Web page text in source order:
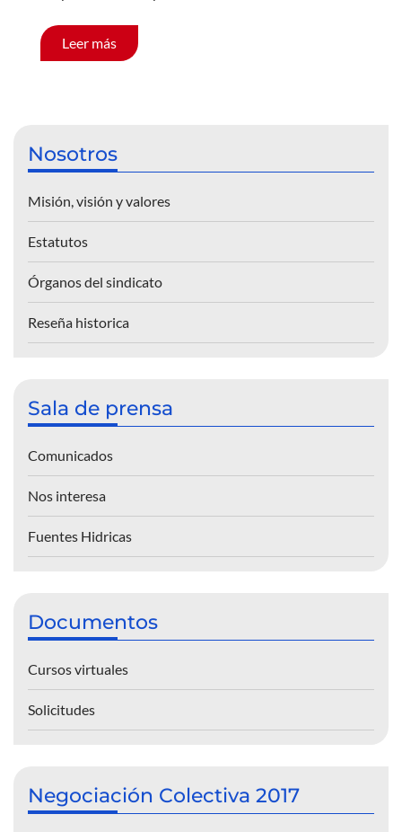
Leer más
Nosotros
Misión, visión y valores
Estatutos
Órganos del sindicato
Reseña historica
Sala de prensa
Comunicados
Nos interesa
Fuentes Hidricas
Documentos
Cursos virtuales
Solicitudes
Negociación Colectiva 2017